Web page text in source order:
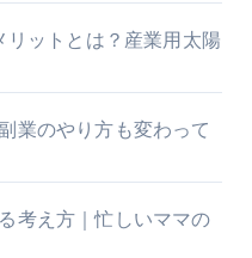
ットとは？産業用太陽
業のやり方も変わって
考え方｜忙しいママの